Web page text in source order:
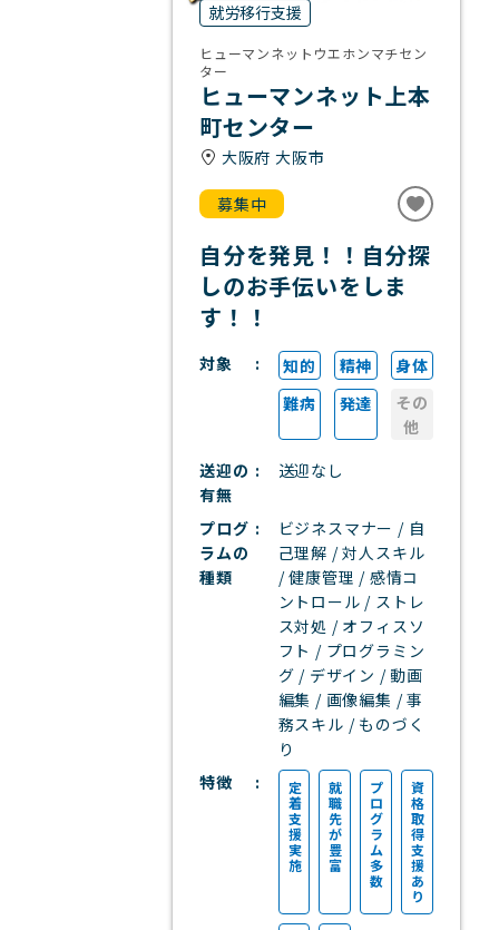
就労移行支援
ヒューマンネットウエホンマチセン
ター
ヒューマンネット上本
町センター
大阪府 大阪市
募集中
自分を発見！！自分探
しのお手伝いをしま
す！！
対象 知的 精神
身体
難病
発達
その
他
送迎の
有無
送迎なし
プログ
ラムの
種類
ビジネスマナー / 自
己理解 / 対人スキル
/ 健康管理 / 感情コ
ントロール / ストレ
ス対処 / オフィスソ
フト / プログラミン
グ / デザイン / 動画
編集 / 画像編集 / 事
務スキル / ものづく
り
特徴
定
着
支
援
実
施
就
職
先
が
豊
富
プ
ロ
グ
ラ
ム
多
数
資
格
取
得
支
援
あ
り